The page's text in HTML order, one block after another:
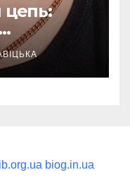
цепь:
biog.in.ua